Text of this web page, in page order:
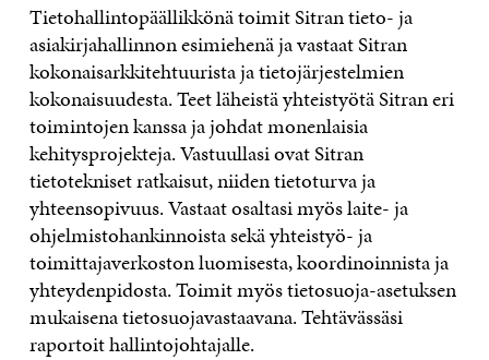
Tietohallintopäällikkönä toimit Sitran tieto- ja
asiakirjahallinnon esimiehenä ja vastaat Sitran
kokonaisarkkitehtuurista ja tietojärjestelmien
kokonaisuudesta. Teet läheistä yhteistyötä Sitran eri
toimintojen kanssa ja johdat monenlaisia
kehitysprojekteja. Vastuullasi ovat Sitran
tietotekniset ratkaisut, niiden tietoturva ja
yhteensopivuus. Vastaat osaltasi myös laite- ja
ohjelmistohankinnoista sekä yhteistyö- ja
toimittajaverkoston luomisesta, koordinoinnista ja
yhteydenpidosta. Toimit myös tietosuoja-asetuksen
mukaisena tietosuojavastaavana. Tehtävässäsi
raportoit hallintojohtajalle.